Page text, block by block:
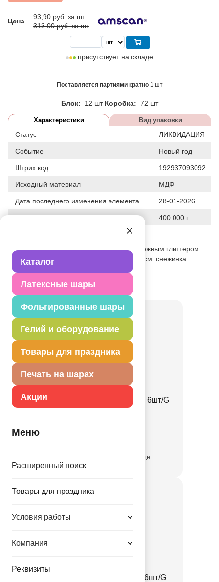
Каталог
Латексные шары
Фольгированные шары
Гелий и оборудование
Товары для праздника
Печать на шарах
Акции
Меню
Расширенный поиск
Товары для праздника
Условия работы
Компания
Реквизиты
Цена
93,90 руб. за шт
313.00 руб. за шт
присутствует на складе
Поставляется партиями кратно 1 шт
Блок: 12 шт Коробка: 72 шт
Характеристики Вид упаковки
Статус ЛИКВИДАЦИЯ
Событие Новый год
Штрих код 192937093092
Исходный материал МДФ
Дата последнего изменения элемента 28-01-2026
Вес 400.000 г
Резная объемная снежинка покрыта снежным глиттером.
Прекрасный 3D-декор размером 22х20 см, снежинка
Товар из коллекцииСнежинка
Салфетка Снежинки 33см 6шт/G
присутствует на складе
Стакан Снежинки 250мл 6шт/G